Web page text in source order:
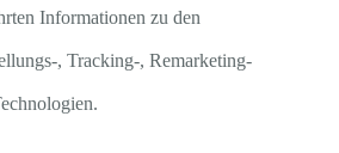
Informationen zu den
, Tracking-, Remarketing-